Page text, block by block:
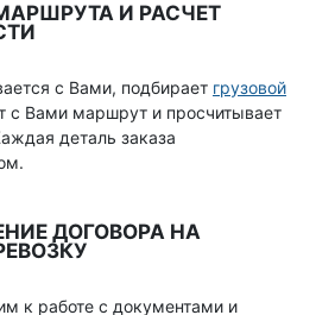
И РАСЧЕТ
с Вами, подбирает грузовой
с Вами маршрут и просчитывает
деталь заказа
ДОГОВОРА НА
к работе с документами и